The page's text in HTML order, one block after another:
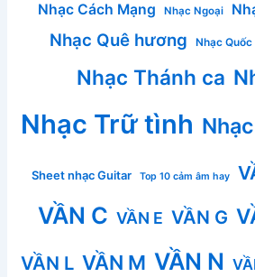
Nhạc Cách Mạng Nhạc Ngoại
Nhạc Quê hương Nhạc Quốc
Nhạc Thánh ca
Nhạc Trữ tình
Sheet nhạc Guitar Top 10 cảm âm hay
VẦN C VẦN E VẦN G
VẦN L VẦN M VẦN N